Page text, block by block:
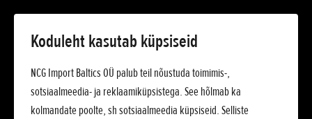
Koduleht kasutab küpsiseid
NCG Import Baltics OÜ palub teil nõustuda toimimis-,
sotsiaalmeedia- ja reklaamiküpsistega. See hõlmab ka
kolmandate poolte, sh sotsiaalmeedia küpsiseid. Selliste